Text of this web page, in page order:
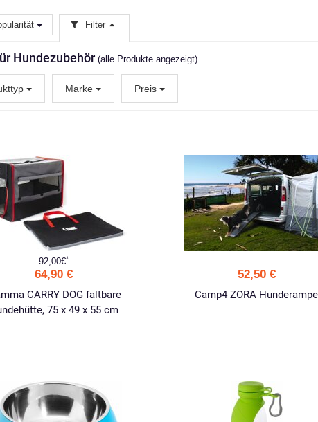
Filter
Hundezubehör (alle Produkte angezeigt)
Marke Preis
92,00€*
64,90 €
CARRY DOG faltbare
75 x 49 x 55 cm
52,50 €
Camp4 ZORA Hunderampe